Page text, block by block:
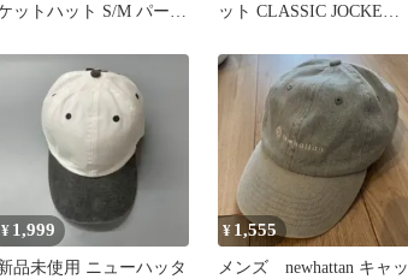
ットハット S/M パープ
ット CLASSIC JOCKEY
¥ 1,999
品未使用 ニューハッタ
¥ 1,555
メンズ newhattan キャッ